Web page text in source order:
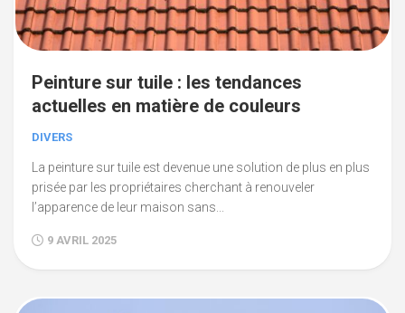
Peinture sur tuile : les tendances
actuelles en matière de couleurs
DIVERS
La peinture sur tuile est devenue une solution de plus en plus
prisée par les propriétaires cherchant à renouveler
l’apparence de leur maison sans...
9 AVRIL 2025